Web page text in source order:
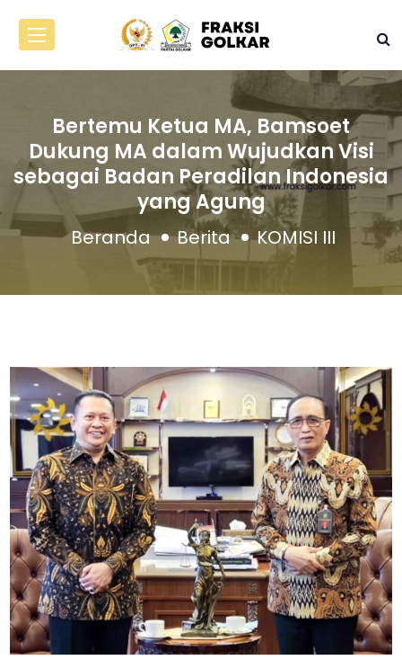
Bertemu Ketua MA, Bamsoet
Dukung MA dalam Wujudkan Visi
sebagai Badan Peradilan Indonesia
yang Agung
Beranda Berita KOMISI III